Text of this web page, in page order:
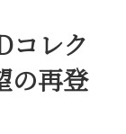
コレク
の再登